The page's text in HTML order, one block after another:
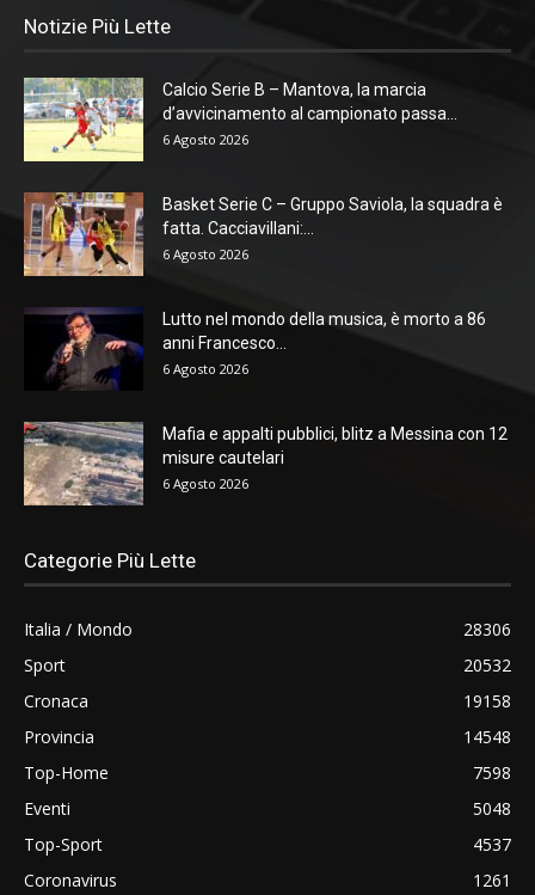
Notizie Più Lette
Calcio Serie B – Mantova, la marcia
d’avvicinamento al campionato passa...
6 Agosto 2026
Basket Serie C – Gruppo Saviola, la squadra è
fatta. Cacciavillani:...
6 Agosto 2026
Lutto nel mondo della musica, è morto a 86
anni Francesco...
6 Agosto 2026
Mafia e appalti pubblici, blitz a Messina con 12
misure cautelari
6 Agosto 2026
Categorie Più Lette
Italia / Mondo
28306
Sport
20532
Cronaca
19158
Provincia
14548
Top-Home
7598
Eventi
5048
Top-Sport
4537
Coronavirus
1261